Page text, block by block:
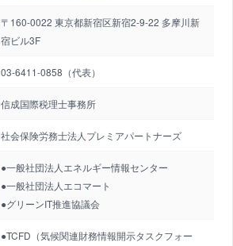
〒160-0022 東京都新宿区新宿2-9-22 多摩川新
宿ビル3F
03-6411-0858（代表）
信成国際税理士事務所
社会保険労務士法人プレミアパートナーズ
●一般社団法人エネルギー情報センター
●一般社団法人エコマート
●グリーンIT推進協議会
●TCFD（気候関連財務情報開示タスクフォー